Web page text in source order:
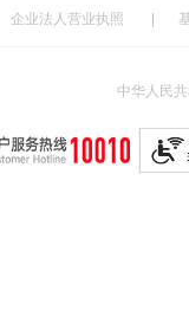
企业法人营业执照
中华人民